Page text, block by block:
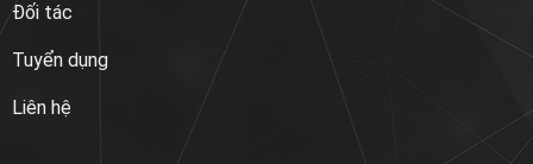
Đối tác
Tuyển dụng
Liên hệ